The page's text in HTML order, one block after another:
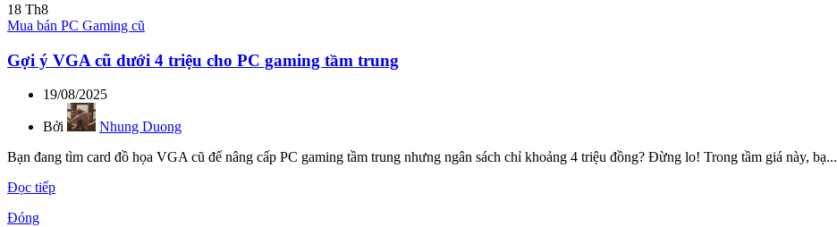
18 Th8
Mua bán PC Gaming cũ
Gợi ý VGA cũ dưới 4 triệu cho PC gaming tầm trung
19/08/2025
Bởi
Nhung Duong
Bạn đang tìm card đồ họa VGA cũ để nâng cấp PC gaming tầm trung nhưng ngân sách chỉ khoảng 4 triệu đồng? Đừng lo! Trong tầm giá này, bạ...
Đọc tiếp
Đóng